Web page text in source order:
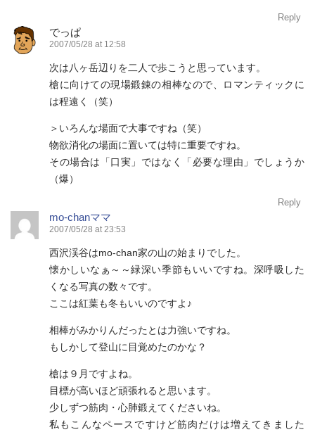
Reply
でっぱ
2007/05/28 at 12:58
次は八ヶ岳辺りを二人で歩こうと思っています。
槍に向けての現場鍛錬の相棒なので、ロマンティックに
は程遠く（笑）
＞いろんな場面で大事ですね（笑）
物欲消化の場面に置いては特に重要ですね。
その場合は「口実」ではなく「必要な理由」でしょうか
（爆）
Reply
mo-chanママ
2007/05/28 at 23:53
西沢渓谷はmo-chan家の山の始まりでした。
懐かしいなぁ～～緑深い季節もいいですね。深呼吸した
くなる写真の数々です。
ここは紅葉も冬もいいのですよ♪
相棒がみかりんだったとは力強いですね。
もしかして登山に目覚めたのかな？
槍は９月ですよね。
目標が高いほど頑張れると思います。
少しずつ筋肉・心肺鍛えてくださいね。
私もこんなペースですけど筋肉だけは増えてきました